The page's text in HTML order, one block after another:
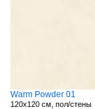
Warm Powder 01
120x120 см, пол/стены